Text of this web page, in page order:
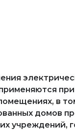
в
домов